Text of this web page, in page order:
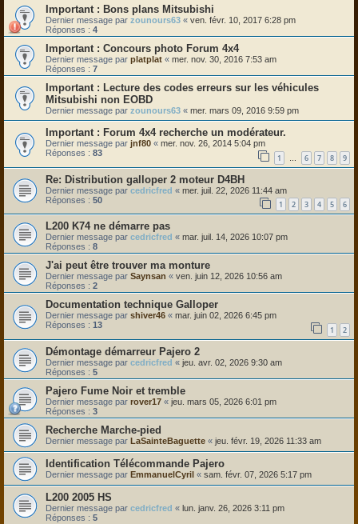
Bons plans Mitsubishi
Dernier message par zounours63 « ven. févr. 10, 2017 6:28 pm
Réponses : 4
Concours photo Forum 4x4
Dernier message par platplat « mer. nov. 30, 2016 7:53 am
Réponses : 7
Lecture des codes erreurs sur les véhicules
Mitsubishi non EOBD
Dernier message par zounours63 « mer. mars 09, 2016 9:59 pm
Forum 4x4 recherche un modérateur.
Dernier message par jnf80 « mer. nov. 26, 2014 5:04 pm
Réponses : 83 1 … 6 7 8 9
Re: Distribution galloper 2 moteur D4BH
Dernier message par cedricfred « mer. juil. 22, 2026 11:44 am
Réponses : 50 1 2 3 4 5 6
L200 K74 ne démarre pas
Dernier message par cedricfred « mar. juil. 14, 2026 10:07 pm
Réponses : 8
J'ai peut être trouver ma monture
Dernier message par Saynsan « ven. juin 12, 2026 10:56 am
Réponses : 2
Documentation technique Galloper
Dernier message par shiver46 « mar. juin 02, 2026 6:45 pm
Réponses : 13 1 2
Démontage démarreur Pajero 2
Dernier message par cedricfred « jeu. avr. 02, 2026 9:30 am
Réponses : 5
Pajero Fume Noir et tremble
Dernier message par rover17 « jeu. mars 05, 2026 6:01 pm
Réponses : 3
Recherche Marche-pied
Dernier message par LaSainteBaguette « jeu. févr. 19, 2026 11:33 am
Identification Télécommande Pajero
Dernier message par EmmanuelCyril « sam. févr. 07, 2026 5:17 pm
L200 2005 HS
Dernier message par cedricfred « lun. janv. 26, 2026 3:11 pm
Réponses : 5